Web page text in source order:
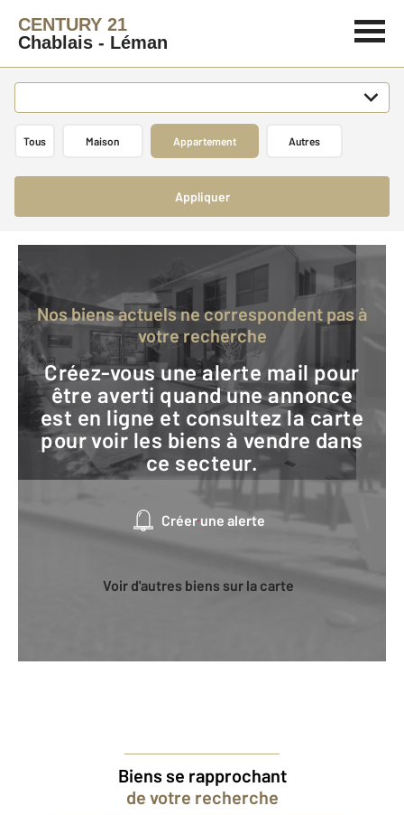
CENTURY 21
Chablais - Léman
Tous Maison Appartement Autres
Appliquer
Nos biens actuels ne correspondent pas à
votre recherche
Créez-vous une alerte mail pour
être averti quand une annonce
est en ligne et consultez la carte
pour voir les biens à vendre dans
ce secteur.
Créer une alerte
Voir d'autres biens sur la carte
Biens se rapprochant
de votre recherche